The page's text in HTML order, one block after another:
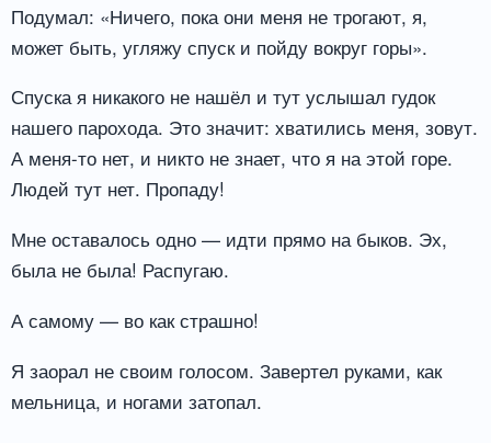
Подумал: «Ничего, пока они меня не трогают, я,
может быть, угляжу спуск и пойду вокруг горы».
Спуска я никакого не нашёл и тут услышал гудок
нашего парохода. Это значит: хватились меня, зовут.
А меня-то нет, и никто не знает, что я на этой горе.
Людей тут нет. Пропаду!
Мне оставалось одно — идти прямо на быков. Эх,
была не была! Распугаю.
А самому — во как страшно!
Я заорал не своим голосом. Завертел руками, как
мельница, и ногами затопал.